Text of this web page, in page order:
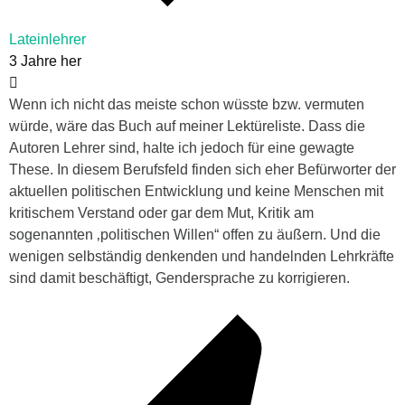
Lateinlehrer
3 Jahre her
Wenn ich nicht das meiste schon wüsste bzw. vermuten
würde, wäre das Buch auf meiner Lektüreliste. Dass die
Autoren Lehrer sind, halte ich jedoch für eine gewagte
These. In diesem Berufsfeld finden sich eher Befürworter der
aktuellen politischen Entwicklung und keine Menschen mit
kritischem Verstand oder gar dem Mut, Kritik am
sogenannten ‚politischen Willen“ offen zu äußern. Und die
wenigen selbständig denkenden und handelnden Lehrkräfte
sind damit beschäftigt, Gendersprache zu korrigieren.